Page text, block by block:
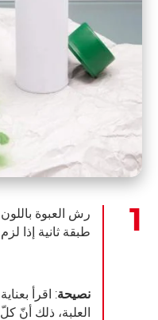
رش العبوة
طبقة ثانية إذا لزم
نصيحة: اقرأ
العلبة، ذلك أنّ